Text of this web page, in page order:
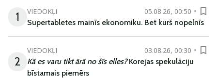
1
VIEDOKĻI
05.08.26, 00:50
Supertabletes mainīs ekonomiku. Bet kurš nopelnīs
2
VIEDOKĻI
03.08.26, 00:30
Kā es varu tikt ārā no šīs elles?Korejas spekulāciju
bīstamais piemērs